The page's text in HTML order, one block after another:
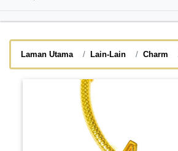
Laman Utama Lain-Lain Charm